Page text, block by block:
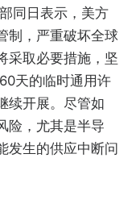
同日表示，美方
制，严重破坏全球
采取必要措施，坚
天的临时通用许
续开展。尽管如
险，尤其是半导
发生的供应中断问